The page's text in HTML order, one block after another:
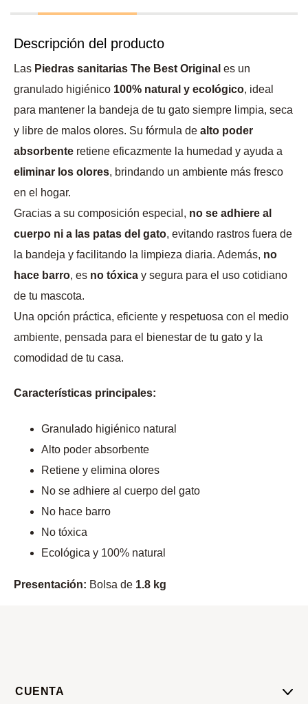
Descripción del producto
Las Piedras sanitarias The Best Original es un
granulado higiénico 100% natural y ecológico, ideal
para mantener la bandeja de tu gato siempre limpia, seca
y libre de malos olores. Su fórmula de alto poder
absorbente retiene eficazmente la humedad y ayuda a
eliminar los olores, brindando un ambiente más fresco
en el hogar.
Gracias a su composición especial, no se adhiere al
cuerpo ni a las patas del gato, evitando rastros fuera de
la bandeja y facilitando la limpieza diaria. Además, no
hace barro, es no tóxica y segura para el uso cotidiano
de tu mascota.
Una opción práctica, eficiente y respetuosa con el medio
ambiente, pensada para el bienestar de tu gato y la
comodidad de tu casa.
Características principales:
Granulado higiénico natural
Alto poder absorbente
Retiene y elimina olores
No se adhiere al cuerpo del gato
No hace barro
No tóxica
Ecológica y 100% natural
Presentación: Bolsa de 1.8 kg
CUENTA